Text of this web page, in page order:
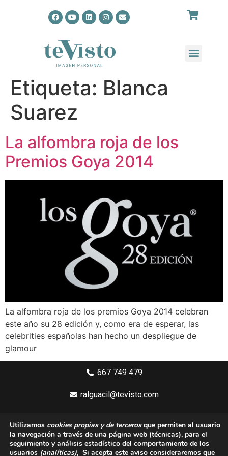
Etiqueta: Blanca
Suarez
La alfombra roja de los
Premios Goya 2014
La alfombra roja de los premios Goya 2014 celebran
este año su 28 edición y, como era de esperar, las
celebrities españolas han hecho un despliegue de
glamour
667 749 479
ralguacil@tevisto.com
Aviso legal
Utilizamos cookies propias y de tercerosque permiten al usuario
la navegación a través de una página web (técnicas), para el
seguimiento y análisis estadístico del comportamiento de los
usuarios (analíticas), Si acepta este aviso consideraremos que